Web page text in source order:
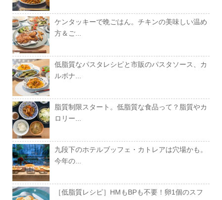
ケンタッキーで晩ごはん。チキンの美味しい温め
方＆ご...
低脂質なパスタレシピと市販のパスタソース、カ
ルボナ...
脂質制限スタート。低脂質な食品って？脂質やカ
ロリー...
九段下のホテルブッフェ・カトレアは穴場かも。
今年の...
［低脂質レシピ］HMもBPも不要！卵1個のスフ